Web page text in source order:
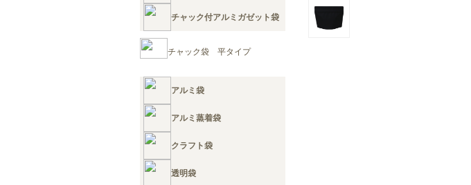
チャック付アルミガゼット袋
チャック袋 平タイプ
アルミ袋
アルミ蒸着袋
クラフト袋
透明袋